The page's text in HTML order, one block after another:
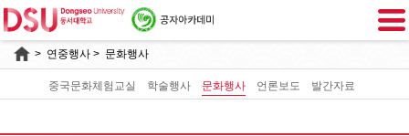
> 연중행사 > 문화행사
중국문화체험교실 학술행사 문화행사 언론보도 발간자료